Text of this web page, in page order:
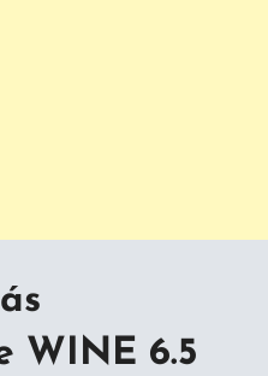
WINE 6.5